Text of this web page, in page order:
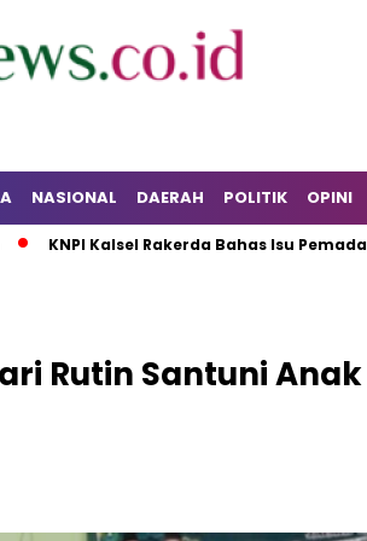
NASIONAL DAERAH POLITIK OPINI
Kalsel Rakerda Bahas Isu Pemadaman
Rutin Santuni